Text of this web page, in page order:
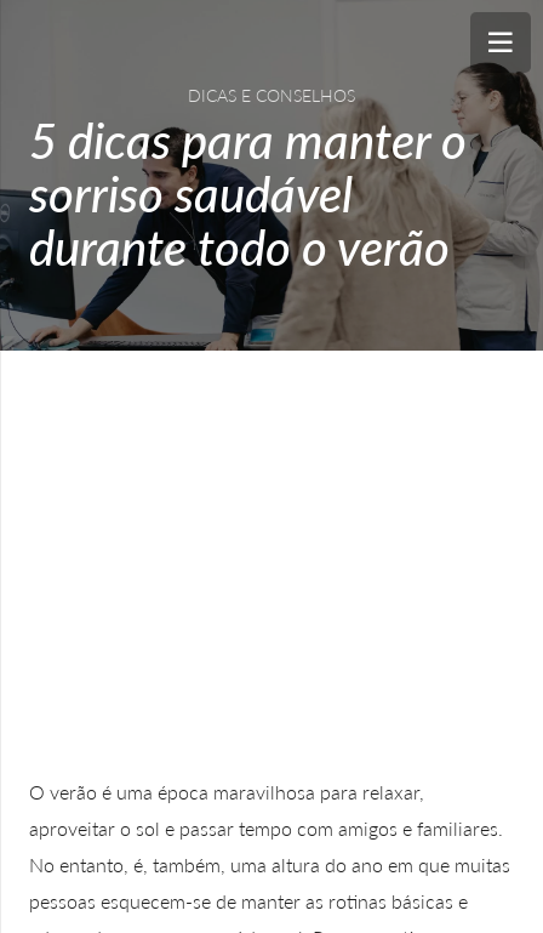
DICAS E CONSELHOS
5 dicas para manter o
sorriso saudável
durante todo o verão
O verão é uma época maravilhosa para relaxar,
aproveitar o sol e passar tempo com amigos e familiares.
No entanto, é, também, uma altura do ano em que muitas
pessoas esquecem-se de manter as rotinas básicas e